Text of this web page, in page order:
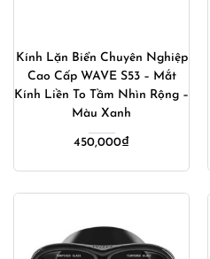
Kính Lặn Biển Chuyên Nghiệp
Cao Cấp WAVE S53 – Mắt
Kính Liền To Tầm Nhìn Rộng –
Màu Xanh
450,000₫